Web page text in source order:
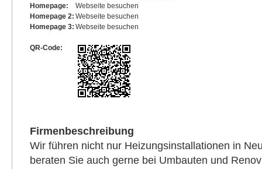
Homepage:
Webseite besuchen
Homepage 2: Webseite besuchen
Homepage 3: Webseite besuchen
QR-Code:
Firmenbeschreibung
Wir führen nicht nur Heizungsinstallationen in
beraten Sie auch gerne bei Umbauten und